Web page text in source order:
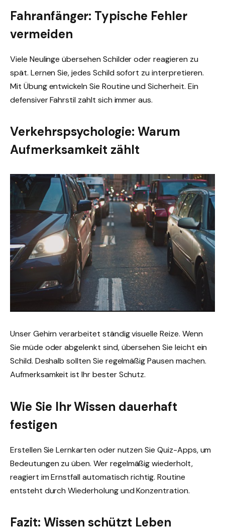
Fahranfänger: Typische Fehler
vermeiden
Viele Neulinge übersehen Schilder oder reagieren zu
spät. Lernen Sie, jedes Schild sofort zu interpretieren.
Mit Übung entwickeln Sie Routine und Sicherheit. Ein
defensiver Fahrstil zahlt sich immer aus.
Verkehrspsychologie: Warum
Aufmerksamkeit zählt
Unser Gehirn verarbeitet ständig visuelle Reize. Wenn
Sie müde oder abgelenkt sind, übersehen Sie leicht ein
Schild. Deshalb sollten Sie regelmäßig Pausen machen.
Aufmerksamkeit ist Ihr bester Schutz.
Wie Sie Ihr Wissen dauerhaft
festigen
Erstellen Sie Lernkarten oder nutzen Sie Quiz-Apps, um
Bedeutungen zu üben. Wer regelmäßig wiederholt,
reagiert im Ernstfall automatisch richtig. Routine
entsteht durch Wiederholung und Konzentration.
Fazit: Wissen schützt Leben